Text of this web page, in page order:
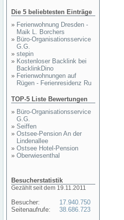
Die 5 beliebtesten Einträge
» Ferienwohnung Dresden -
Maik L. Borchers
» Büro-Organisationsservice
G.G.
» stepin
» Kostenloser Backlink bei
BacklinkDino
» Ferienwohnungen auf
Rügen - Ferienresidenz Ru
TOP-5 Liste Bewertungen
» Büro-Organisationsservice
G.G.
» Seiffen
» Ostsee-Pension An der
Lindenallee
» Ostsee Hotel-Pension
» Oberwiesenthal
Besucherstatistik
Gezählt seit dem 19.11.2011
Besucher:
Seitenaufrufe:
17.940.750
38.686.723